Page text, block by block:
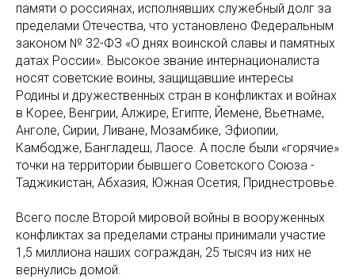
памяти о россиянах, исполнявших служебный долг за
пределами Отечества, что установлено Федеральным
законом № 32-ФЗ «О днях воинской славы и памятных
датах России». Высокое звание интернационалиста
носят советские воины, защищавшие интересы
Родины и дружественных стран в конфликтах и войнах
в Корее, Венгрии, Алжире, Египте, Йемене, Вьетнаме,
Анголе, Сирии, Ливане, Мозамбике, Эфиопии,
Камбодже, Бангладеш, Лаосе. А после были «горячие»
точки на территории бывшего Советского Союза -
Таджикистан, Абхазия, Южная Осетия, Приднестровье.
Всего после Второй мировой войны в вооруженных
конфликтах за пределами страны принимали участие
1,5 миллиона наших сограждан, 25 тысяч из них не
вернулись домой.